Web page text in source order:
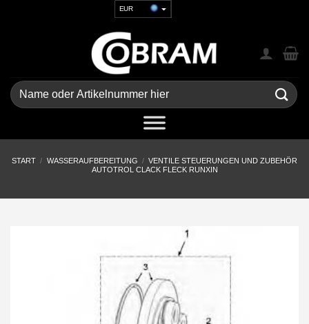
EUR
GBP
CHF
UAH
Suchen
nach:
START / WASSERAUFBEREITUNG / VENTILE STEUERUNGEN UND ZUBEHÖR
AUTOTROL CLACK FLECK RUNXIN